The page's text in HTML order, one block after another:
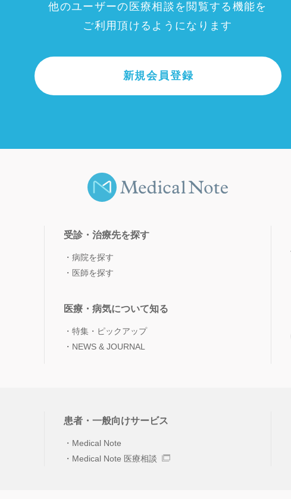
他のユーザーの医療相談を閲覧する機能を
ご利用頂けるようになります
新規会員登録
受診・治療先を探す
病院を探す
医師を探す
医療・病気について知る
特集・ピックアップ
NEWS & JOURNAL
患者・一般向けサービス
Medical Note
Medical Note 医療相談